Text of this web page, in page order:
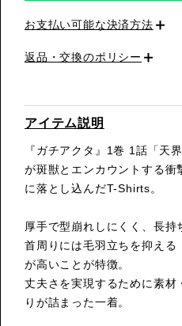
お支払い可能な決済方法
返品・交換のポリシー
アイテム説明
『ガチアクタ』1巻 1話「天
が斑獣とエンカウントする衝
に落とし込んだT-Shirts。
厚手で型崩れしにくく、長持
首周りには毛羽立ちを抑える
が高いことが特徴。
丈夫さを実現するために素材
りが詰まった一着。